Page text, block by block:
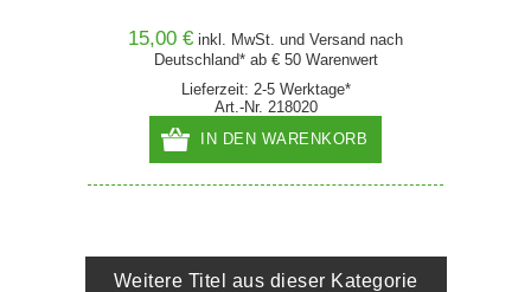
15,00 € inkl. MwSt. und Versand nach
Deutschland* ab € 50 Warenwert
Lieferzeit: 2-5 Werktage*
Art.-Nr. 218020
IN DEN WARENKORB
Weitere Titel aus dieser Kategorie